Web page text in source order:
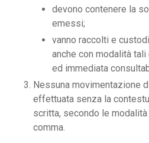
devono contenere la
emessi;
vanno raccolti e
anche con modalità
ed immediata
Nessuna movimentazione
effettuata senza la
scritta, secondo le
comma.